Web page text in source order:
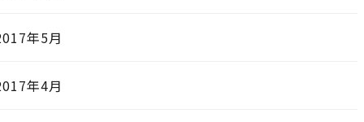
年5月
年4月